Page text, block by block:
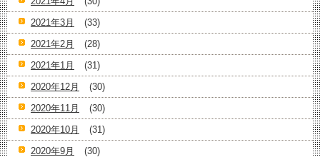
2021年3月
(33)
2021年2月
(28)
2021年1月
(31)
2020年12月
(30)
2020年11月
(30)
2020年10月
(31)
2020年9月
(30)